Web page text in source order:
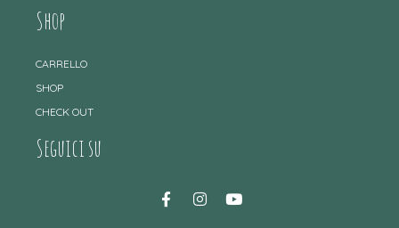
Shop
CARRELLO
SHOP
CHECK OUT
Seguici su